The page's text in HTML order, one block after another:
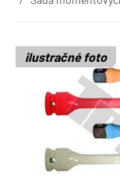
ilustračné foto